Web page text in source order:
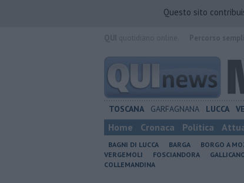
Questo sito
TOSCANA GARFAGNANA LUCCA
Home Cronaca Politica
BAGNI DI LUCCA BARGA BORGO A
VERGEMOLI
FOSCIANDORA
COLLEMANDINA